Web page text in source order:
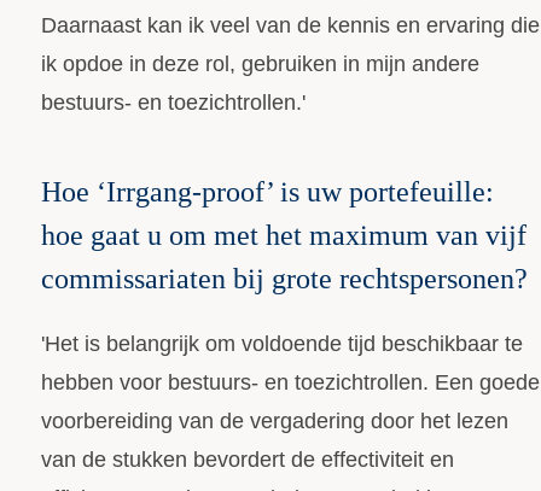
Daarnaast kan ik veel van de kennis en ervaring die
ik opdoe in deze rol, gebruiken in mijn andere
bestuurs- en toezichtrollen.'
Hoe ‘Irrgang-proof’ is uw portefeuille:
hoe gaat u om met het maximum van vijf
commissariaten bij grote rechtspersonen?
'Het is belangrijk om voldoende tijd beschikbaar te
hebben voor bestuurs- en toezichtrollen. Een goede
voorbereiding van de vergadering door het lezen
van de stukken bevordert de effectiviteit en